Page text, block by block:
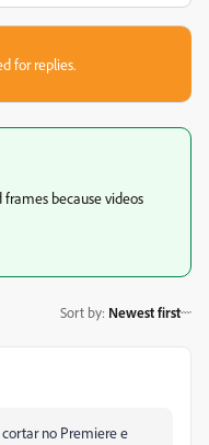
for replies.
because videos
Sort by: Newest first
no Premiere e